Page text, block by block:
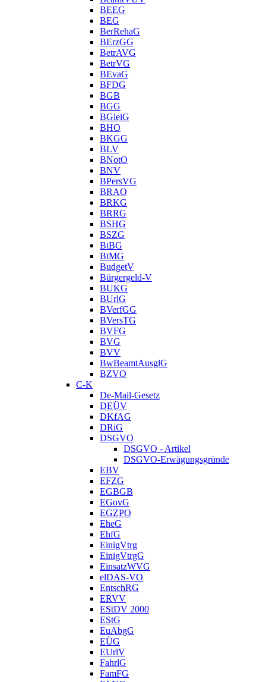
BEEG
BEG
BerRehaG
BErzGG
BetrAVG
BetrVG
BEvaG
BFDG
BGB
BGG
BGleiG
BHO
BKGG
BLV
BNotO
BNV
BPersVG
BRAO
BRKG
BRRG
BSHG
BSZG
BtBG
BtMG
BudgetV
Bürgergeld-V
BUKG
BUrlG
BVerfGG
BVersTG
BVFG
BVG
BVV
BwBeamtAusglG
BZVO
C-K
De-Mail-Gesetz
DEÜV
DKfAG
DRiG
DSGVO
DSGVO - Artikel
DSGVO-Erwägungsgründe
EBV
EFZG
EGBGB
EGovG
EGZPO
EheG
EhfG
EinigVtrg
EinigVtrgG
EinsatzWVG
elDAS-VO
EntschRG
ERVV
EStDV 2000
EStG
EuAbgG
EÜG
EUrlV
FahrlG
FamFG